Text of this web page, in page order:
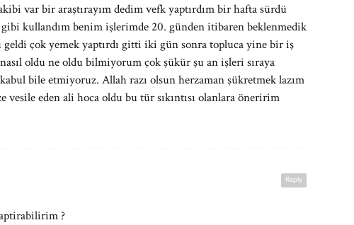
var bir araştırayım dedim vefk yaptırdım bir hafta sürdü
kullandım benim işlerimde 20. günden itibaren beklenmedik
çok yemek yaptırdı gitti iki gün sonra topluca yine bir iş
oldu ne oldu bilmiyorum çok şükür şu an işleri sıraya
bile etmiyoruz. Allah razı olsun herzaman şükretmek lazım
eden ali hoca oldu bu tür sıkıntısı olanlara öneririm
Reply
?